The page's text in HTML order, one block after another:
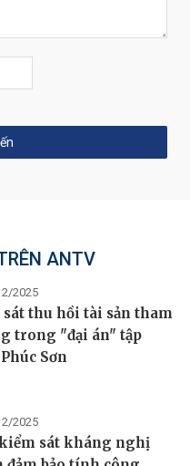
ANTV
2025
sát thu hồi tài sản tham
trong "đại án" tập
Sơn
2025
sát kháng nghị